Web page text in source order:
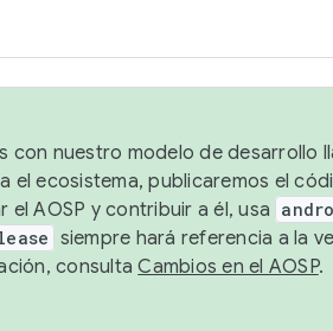
con nuestro modelo de desarrollo
el ecosistema, publicaremos el
AOSP y contribuir a él, usa
siempre hará referencia a la
consultaCambios en el AOSP.